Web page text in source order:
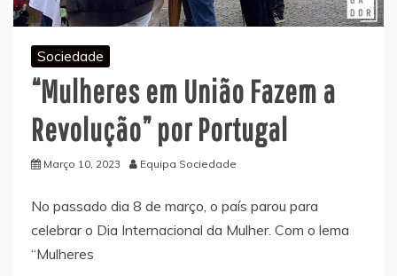
Sociedade
“Mulheres em União Fazem a
Revolução” por Portugal
Março 10, 2023 Equipa Sociedade
No passado dia 8 de março, o país parou para
celebrar o Dia Internacional da Mulher. Com o lema
“Mulheres